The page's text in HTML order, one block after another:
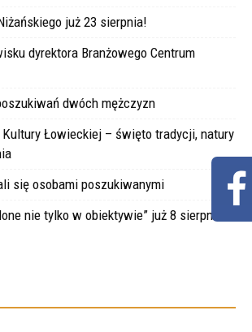
już 23 sierpnia!
dyrektora Branżowego Centrum
dwóch mężczyzn
Łowieckiej – święto tradycji, natury
się osobami poszukiwanymi
nie tylko w obiektywie” już 8 sierpnia w